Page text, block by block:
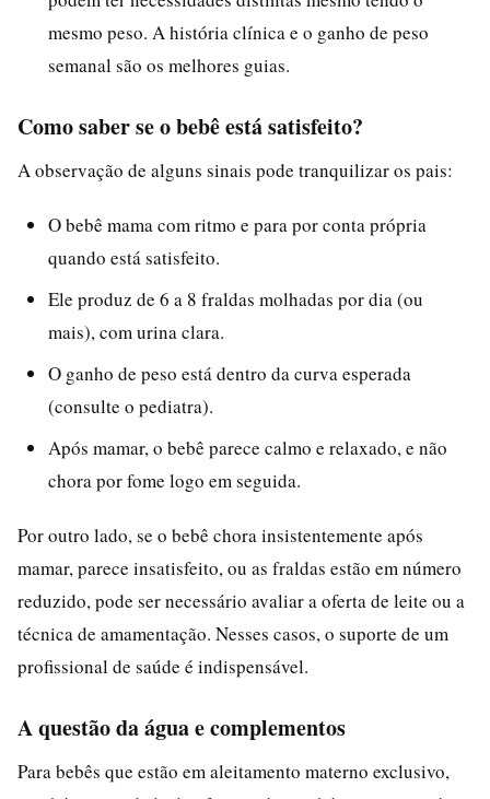
mesmo peso. A história clínica e o ganho de peso
semanal são os melhores guias.
Como saber se o bebê está satisfeito?
A observação de alguns sinais pode tranquilizar os pais:
O bebê mama com ritmo e para por conta própria
quando está satisfeito.
Ele produz de 6 a 8 fraldas molhadas por dia (ou
mais), com urina clara.
O ganho de peso está dentro da curva esperada
(consulte o pediatra).
Após mamar, o bebê parece calmo e relaxado, e não
chora por fome logo em seguida.
Por outro lado, se o bebê chora insistentemente após
mamar, parece insatisfeito, ou as fraldas estão em número
reduzido, pode ser necessário avaliar a oferta de leite ou a
técnica de amamentação. Nesses casos, o suporte de um
profissional de saúde é indispensável.
A questão da água e complementos
Para bebês que estão em aleitamento materno exclusivo,